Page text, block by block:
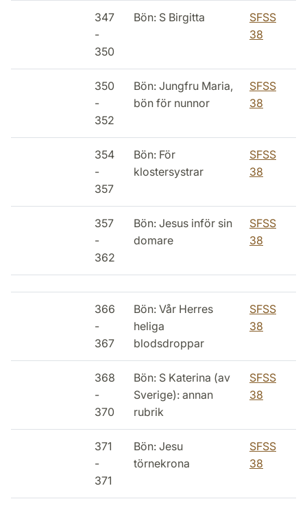
347
-
350
Bön: S Birgitta
SFSS
38
350
-
352
Bön: Jungfru Maria,
bön för nunnor
SFSS
38
354
-
357
Bön: För
klostersystrar
SFSS
38
357
-
362
Bön: Jesus inför sin
domare
SFSS
38
366
-
367
Bön: Vår Herres
heliga
blodsdroppar
SFSS
38
368
-
370
Bön: S Katerina (av
Sverige): annan
rubrik
SFSS
38
371
-
371
Bön: Jesu
törnekrona
SFSS
38